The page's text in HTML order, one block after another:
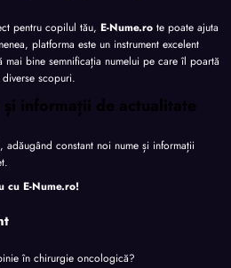
pentru copilul tău, E-Nume.ro te poate ajuta
platforma este un instrument excelent
bine semnificația numelui pe care îl poartă
scopuri.
informații de actualitate
adăugând constant noi nume și informații
cu E-Nume.ro!
în chirurgie oncologică?